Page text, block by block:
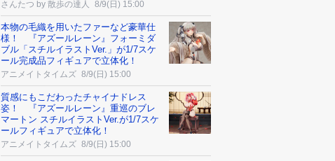
さんたつ by 散歩の達人 8/9(日) 15:00
本物の毛織を用いたファーなど豪華仕
様！ 『アズールレーン』フォーミダ
ブル「スチルイラストVer.」が1/7スケ
ール完成品フィギュアで立体化！
アニメイトタイムズ 8/9(日) 15:00
質感にもこだわったチャイナドレス
姿！ 『アズールレーン』重巡のブレ
マートン スチルイラストVer.が1/7スケ
ールフィギュアで立体化！
アニメイトタイムズ 8/9(日) 15:00